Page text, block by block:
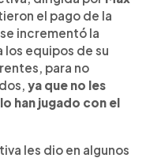
el pago de la
incrementó la
los equipos de su
para no
ya que no les
han jugado con el
les dio en algunos